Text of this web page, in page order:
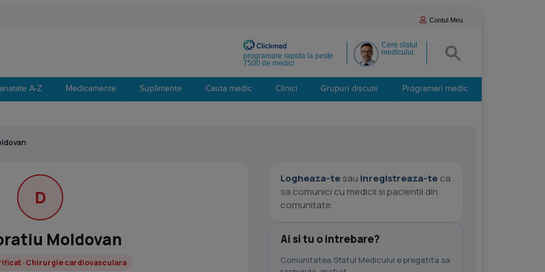
Contul Meu
Cere sfatul
medicului
programare rapida la peste
7500 de medici
A-Z Medicamente Suplimente Cauta medic Clinici Grupuri discutii Programari medic
D
Moldovan
· Chirurgie cardiovasculara
Logheaza-te sau inregistreaza-te ca
sa comunici cu medicii si pacientii din
comunitate.
Ai si tu o intrebare?
Comunitatea Sfatul Medicului e pregatita sa